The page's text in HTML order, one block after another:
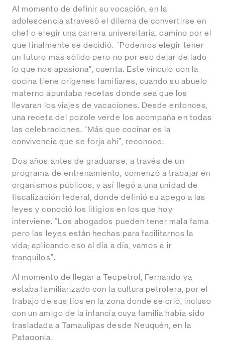
Al momento de definir su vocación, en la
adolescencia atravesó el dilema de convertirse en
chef o elegir una carrera universitaria, camino por el
que finalmente se decidió. “Podemos elegir tener
un futuro más sólido pero no por eso dejar de lado
lo que nos apasiona”, cuenta. Este vínculo con la
cocina tiene orígenes familiares, cuando su abuelo
materno apuntaba recetas donde sea que los
llevaran los viajes de vacaciones. Desde entonces,
una receta del pozole verde los acompaña en todas
las celebraciones. “Más que cocinar es la
convivencia que se forja ahí”, reconoce.
Dos años antes de graduarse, a través de un
programa de entrenamiento, comenzó a trabajar en
organismos públicos, y así llegó a una unidad de
fiscalización federal, donde definió su apego a las
leyes y conoció los litigios en los que hoy
interviene. “Los abogados pueden tener mala fama
pero las leyes están hechas para facilitarnos la
vida; aplicando eso al día a día, vamos a ir
tranquilos”.
Al momento de llegar a Tecpetrol, Fernando ya
estaba familiarizado con la cultura petrolera, por el
trabajo de sus tíos en la zona donde se crió, incluso
con un amigo de la infancia cuya familia había sido
trasladada a Tamaulipas desde Neuquén, en la
Patagonia.